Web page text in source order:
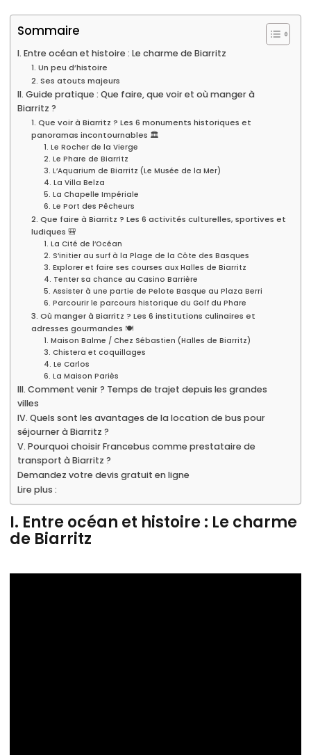
Sommaire
I. Entre océan et histoire : Le charme de Biarritz
1. Un peu d’histoire
2. Ses atouts majeurs
II. Guide pratique : Que faire, que voir et où manger à
Biarritz ?
1. Que voir à Biarritz ? Les 6 monuments historiques et
panoramas incontournables 🏛️
1. Le Rocher de la Vierge
2. Le Phare de Biarritz
3. L’Aquarium de Biarritz (Le Musée de la Mer)
4. La Villa Belza
5. La Chapelle Impériale
6. Le Port des Pêcheurs
2. Que faire à Biarritz ? Les 6 activités culturelles, sportives et
ludiques 🎒
1. La Cité de l’Océan
2. S’initier au surf à la Plage de la Côte des Basques
3. Explorer et faire ses courses aux Halles de Biarritz
4. Tenter sa chance au Casino Barrière
5. Assister à une partie de Pelote Basque au Plaza Berri
6. Parcourir le parcours historique du Golf du Phare
3. Où manger à Biarritz ? Les 6 institutions culinaires et
adresses gourmandes 🍽️
1. Maison Balme / Chez Sébastien (Halles de Biarritz)
3. Chistera et coquillages
4. Le Carlos
6. La Maison Pariès
III. Comment venir ? Temps de trajet depuis les grandes
villes
IV. Quels sont les avantages de la location de bus pour
séjourner à Biarritz ?
V. Pourquoi choisir Francebus comme prestataire de
transport à Biarritz ?
Demandez votre devis gratuit en ligne
Lire plus :
I. Entre océan et histoire : Le charme
de Biarritz